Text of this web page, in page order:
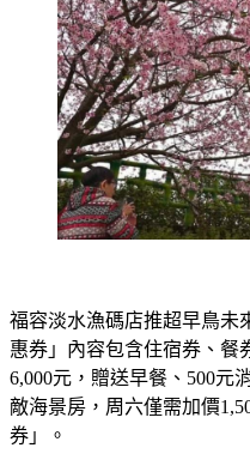
福容淡水漁碼店推超早鳥未
惠券」內容包含住宿券、餐
6,000元，贈送早餐、500元
敵海景房，周六僅需加價
券」。